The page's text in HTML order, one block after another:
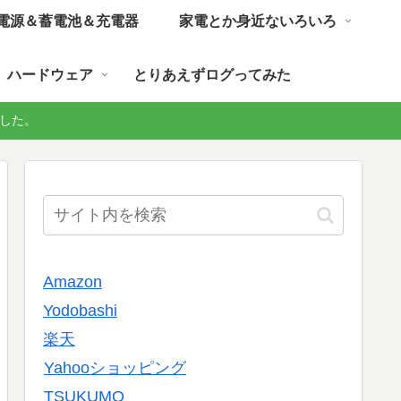
源＆蓄電池＆充電器 家電とか身近ないろいろ
ハードウェア とりあえずログってみた
た。
Amazon
Yodobashi
楽天
Yahooショッピング
TSUKUMO